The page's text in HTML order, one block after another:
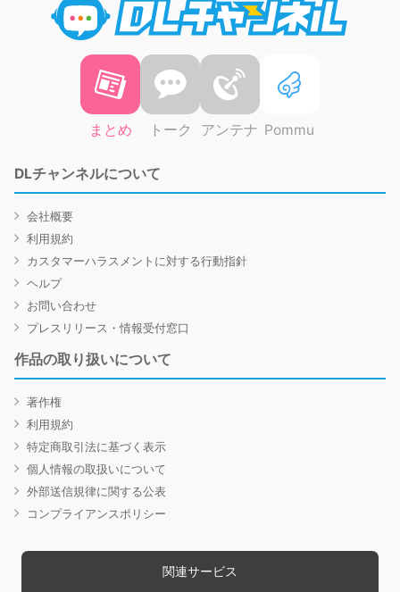
まとめ トーク アンテナ Pommu
DLチャンネルについて
会社概要
利用規約
カスタマーハラスメントに対する行動指針
ヘルプ
お問い合わせ
プレスリリース・情報受付窓口
作品の取り扱いについて
著作権
利用規約
特定商取引法に基づく表示
個人情報の取扱いについて
外部送信規律に関する公表
コンプライアンスポリシー
関連サービス